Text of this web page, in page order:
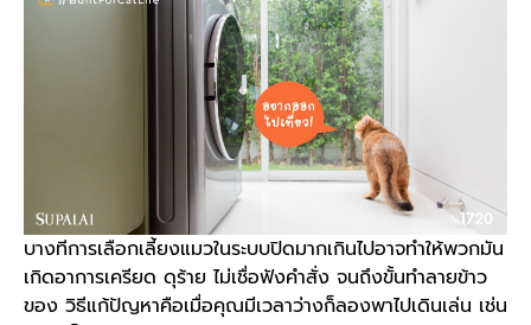
บางทีการเลือกเลี้ยงแมวในระบบปิดมากเกินไปอาจทำให้พวกมัน
เกิดอาการเครียด ดุร้าย ไม่เชื่อฟังคำสั่ง จนถึงขั้นทำลายข้าว
ของ วิธีแก้ปัญหาคือเมื่อคุณมีเวลาว่างก็ลองพาไปเดินเล่น เช่น